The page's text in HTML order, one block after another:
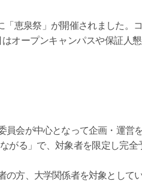
恵泉祭」が開催されました。
オープンキャンパスや保証人
会が中心となって企画・運営
がる」で、対象者を限定し完全
方、大学関係者を対象として